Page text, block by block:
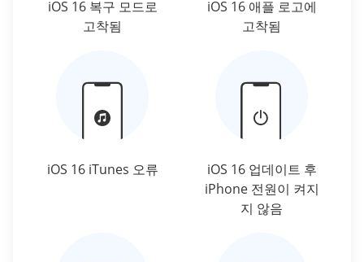
iOS 16 복구 모드로
고착됨
iOS 16 애플 로고에
고착됨
iOS 16 iTunes 오류
iOS 16 업데이트 후
iPhone 전원이 켜지
지 않음